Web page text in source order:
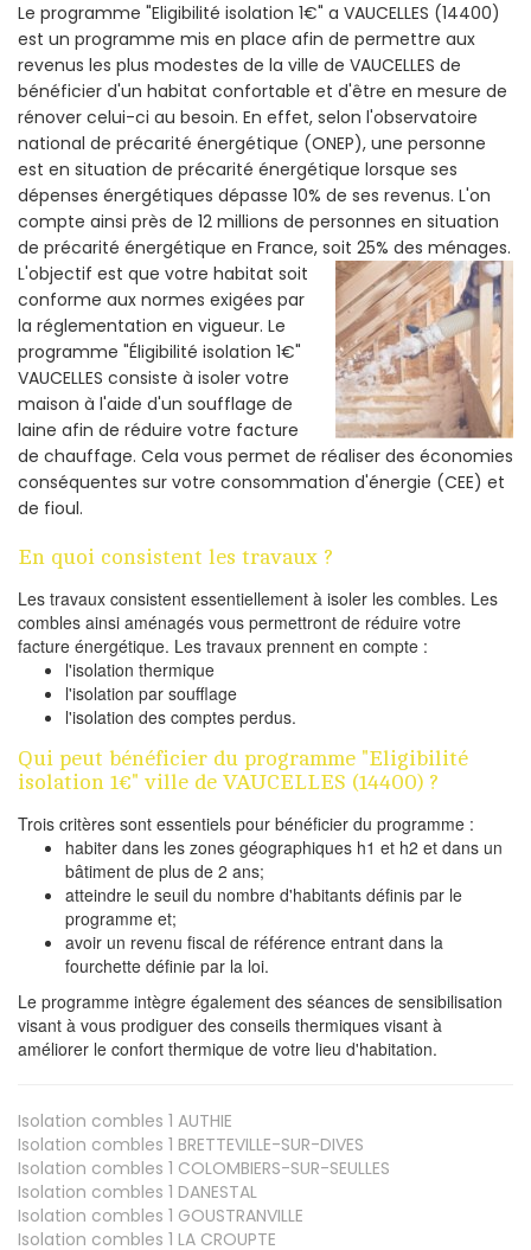
Le programme "Eligibilité isolation 1€" a VAUCELLES (14400)
est un programme mis en place afin de permettre aux
revenus les plus modestes de la ville de VAUCELLES de
bénéficier d'un habitat confortable et d'être en mesure de
rénover celui-ci au besoin. En effet, selon l'observatoire
national de précarité énergétique (ONEP), une personne
est en situation de précarité énergétique lorsque ses
dépenses énergétiques dépasse 10% de ses revenus. L'on
compte ainsi près de 12 millions de personnes en situation
de précarité énergétique en France, soit 25% des ménages.
L'objectif est que votre habitat soit
conforme aux normes exigées par
la réglementation en vigueur. Le
programme "Éligibilité isolation 1€"
VAUCELLES consiste à isoler votre
maison à l'aide d'un soufflage de
laine afin de réduire votre facture
de chauffage. Cela vous permet de réaliser des économies
conséquentes sur votre consommation d'énergie (CEE) et
de fioul.
En quoi consistent les travaux ?
Les travaux consistent essentiellement à isoler les combles. Les
combles ainsi aménagés vous permettront de réduire votre
facture énergétique. Les travaux prennent en compte :
l'isolation thermique
l'isolation par soufflage
l'isolation des comptes perdus.
Qui peut bénéficier du programme "Eligibilité
isolation 1€" ville de VAUCELLES (14400) ?
Trois critères sont essentiels pour bénéficier du programme :
habiter dans les zones géographiques h1 et h2 et dans un
bâtiment de plus de 2 ans;
atteindre le seuil du nombre d'habitants définis par le
programme et;
avoir un revenu fiscal de référence entrant dans la
fourchette définie par la loi.
Le programme intègre également des séances de sensibilisation
visant à vous prodiguer des conseils thermiques visant à
améliorer le confort thermique de votre lieu d'habitation.
Isolation combles 1 AUTHIE
Isolation combles 1 BRETTEVILLE-SUR-DIVES
Isolation combles 1 COLOMBIERS-SUR-SEULLES
Isolation combles 1 DANESTAL
Isolation combles 1 GOUSTRANVILLE
Isolation combles 1 LA CROUPTE